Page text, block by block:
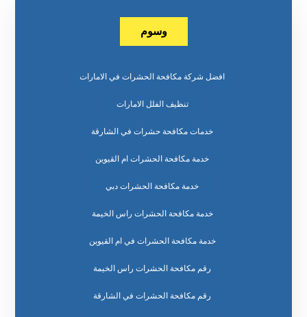
وسوم
افضل شركة مكافحة الحشرات في الامارات
تنظيف الفلل الامارات
خدمات مكافحة حشرات في الشارقة
خدمة مكافحة الحشرات ام القيوين
خدمة مكافحة الحشرات دبي
خدمة مكافحة الحشرات راس الخيمة
خدمة مكافحة الحشرات في ام القيوين
رقم مكافحة الحشرات راس الخيمة
رقم مكافحة الحشرات في الشارقة